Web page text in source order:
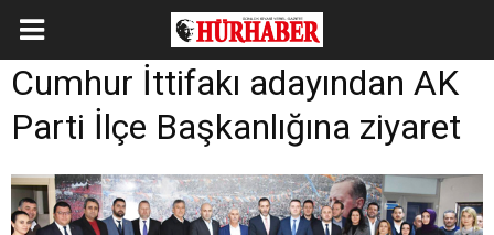
Cumhur İttifakı adayından AK
Parti İlçe Başkanlığına ziyaret